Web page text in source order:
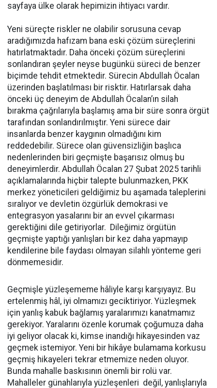
sayfaya ülke olarak hepimizin ihtiyacı vardır.
Yeni süreçte riskler ne olabilir sorusuna cevap
aradığımızda hafızam bana eski çözüm süreçlerini
hatırlatmaktadır. Daha önceki çözüm süreçlerini
sonlandıran şeyler neyse bugünkü süreci de benzer
biçimde tehdit etmektedir. Sürecin Abdullah Öcalan
üzerinden başlatılması bir risktir. Hatırlarsak daha
önceki üç deneyim de Abdullah Öcalan’ın silah
bırakma çağrılarıyla başlamış ama bir süre sonra örgüt
tarafından sonlandırılmıştır. Yeni sürece dair
insanlarda benzer kaygının olmadığını kim
reddedebilir. Sürece olan güvensizliğin başlıca
nedenlerinden biri geçmişte başarısız olmuş bu
deneyimlerdir. Abdullah Öcalan 27 Şubat 2025 tarihli
açıklamalarında hiçbir talepte bulunmazken, PKK
merkez yöneticileri geldiğimiz bu aşamada taleplerini
sıralıyor ve devletin özgürlük demokrasi ve
entegrasyon yasalarını bir an evvel çıkarması
gerektiğini dile getiriyorlar. Dileğimiz örgütün
geçmişte yaptığı yanlışları bir kez daha yapmayıp
kendilerine bile faydası olmayan silahlı yönteme geri
dönmemesidir.
Geçmişle yüzleşememe hâliyle karşı karşıyayız. Bu
ertelenmiş hâl, iyi olmamızı geciktiriyor. Yüzleşmek
için yanlış kabuk bağlamış yaralarımızı kanatmamız
gerekiyor. Yaralarını özenle korumak çoğumuza daha
iyi geliyor olacak ki, kimse inandığı hikayesinden vaz
geçmek istemiyor. Yeni bir hikâye bulamama korkusu
geçmiş hikayeleri tekrar etmemize neden oluyor.
Bunda mahalle baskısının önemli bir rolü var.
Mahalleler günahlarıyla yüzleşenleri değil, yanlışlarıyla